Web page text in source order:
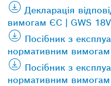
Декларація
вимогам ЄС | GWS
Посібник з
нормативним
Посібник з
нормативним